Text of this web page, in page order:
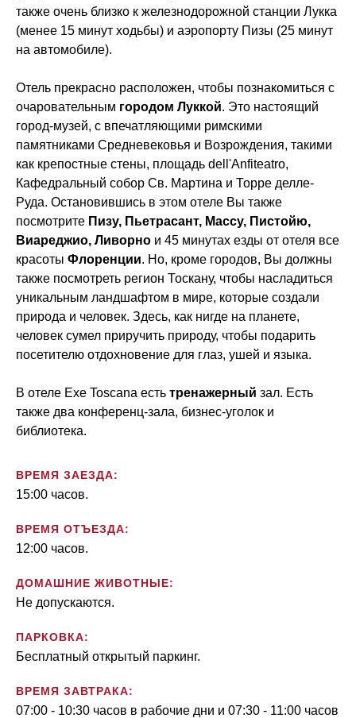
также очень близко к железнодорожной станции Лукка
(менее 15 минут ходьбы) и аэропорту Пизы (25 минут
на автомобиле).
Отель прекрасно расположен, чтобы познакомиться с
очаровательным городом Луккой. Это настоящий
город-музей, с впечатляющими римскими
памятниками Средневековья и Возрождения, такими
как крепостные стены, площадь dell'Anfiteatro,
Кафедральный собор Св. Мартина и Торре делле-
Руда. Остановившись в этом отеле Вы также
посмотрите Пизу, Пьетрасант, Массу, Пистойю,
Виареджио, Ливорно и 45 минутах езды от отеля все
красоты Флоренции. Но, кроме городов, Вы должны
также посмотреть регион Тоскану, чтобы насладиться
уникальным ландшафтом в мире, которые создали
природа и человек. Здесь, как нигде на планете,
человек сумел приручить природу, чтобы подарить
посетителю отдохновение для глаз, ушей и языка.
В отеле Exe Toscana есть тренажерный зал. Есть
также два конференц-зала, бизнес-уголок и
библиотека.
ВРЕМЯ ЗАЕЗДА:
15:00 часов.
ВРЕМЯ ОТЪЕЗДА:
12:00 часов.
ДОМАШНИЕ ЖИВОТНЫЕ:
Не допускаются.
ПАРКОВКА:
Бесплатный открытый паркинг.
ВРЕМЯ ЗАВТРАКА:
07:00 - 10:30 часов в рабочие дни и 07:30 - 11:00 часов